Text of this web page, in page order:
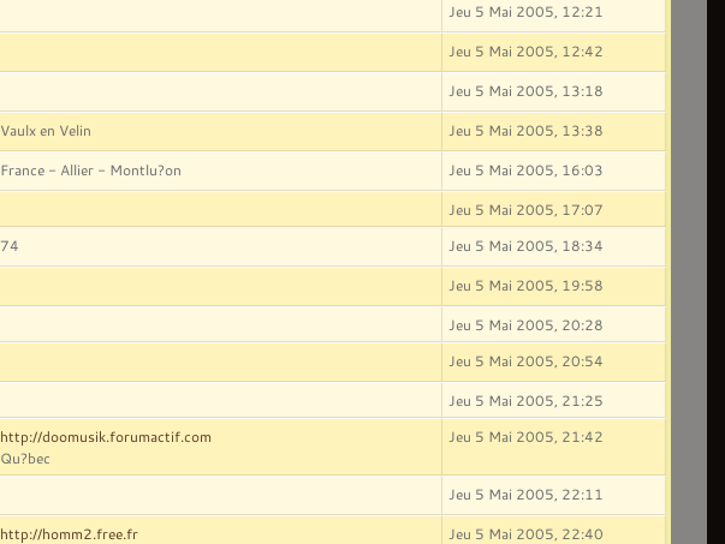
Jeu 5 Mai 2005, 12:21
Jeu 5 Mai 2005, 12:42
Jeu 5 Mai 2005, 13:18
Vaulx en Velin Jeu 5 Mai 2005, 13:38
France - Allier - Montlu?on Jeu 5 Mai 2005, 16:03
Jeu 5 Mai 2005, 17:07
74 Jeu 5 Mai 2005, 18:34
Jeu 5 Mai 2005, 19:58
Jeu 5 Mai 2005, 20:28
Jeu 5 Mai 2005, 20:54
Jeu 5 Mai 2005, 21:25
http://doomusik.forumactif.com
Qu?bec
Jeu 5 Mai 2005, 21:42
Jeu 5 Mai 2005, 22:11
http://homm2.free.fr
Jeu 5 Mai 2005, 22:40